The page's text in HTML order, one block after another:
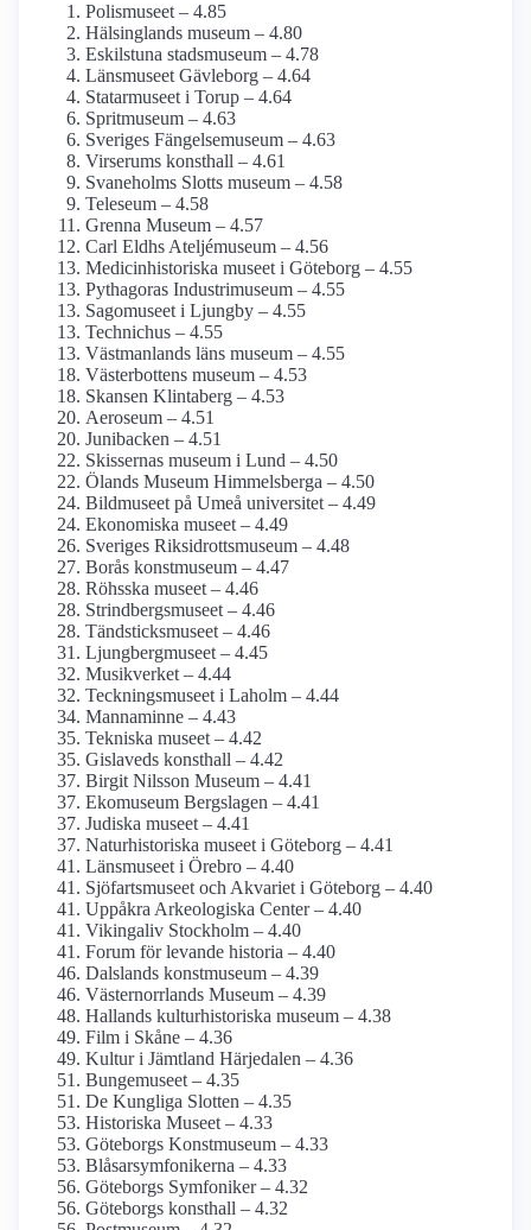
Polismuseet – 4.85
Hälsinglands museum – 4.80
Eskilstuna stadsmuseum – 4.78
Länsmuseet Gävleborg – 4.64
Statarmuseet i Torup – 4.64
Spritmuseum – 4.63
Sveriges Fängelsemuseum – 4.63
Virserums konsthall – 4.61
Svaneholms Slotts museum – 4.58
Teleseum – 4.58
Grenna Museum – 4.57
Carl Eldhs Ateljémuseum – 4.56
Medicinhistoriska museet i Göteborg – 4.55
Pythagoras Industrimuseum – 4.55
Sagomuseet i Ljungby – 4.55
Technichus – 4.55
Västmanlands läns museum – 4.55
Västerbottens museum – 4.53
Skansen Klintaberg – 4.53
Aeroseum – 4.51
Junibacken – 4.51
Skissernas museum i Lund – 4.50
Ölands Museum Himmelsberga – 4.50
Bildmuseet på Umeå universitet – 4.49
Ekonomiska museet – 4.49
Sveriges Riksidrottsmuseum – 4.48
Borås konstmuseum – 4.47
Röhsska museet – 4.46
Strindbergs­museet – 4.46
Tändsticks­museet – 4.46
Ljungberg­museet – 4.45
Musikverket – 4.44
Teckningsmuseet i Laholm – 4.44
Mannaminne – 4.43
Tekniska museet – 4.42
Gislaveds konsthall – 4.42
Birgit Nilsson Museum – 4.41
Ekomuseum Bergslagen – 4.41
Judiska museet – 4.41
Naturhistoriska museet i Göteborg – 4.41
Länsmuseet i Örebro – 4.40
Sjöfartsmuseet och Akvariet i Göteborg – 4.40
Uppåkra Arkeologiska Center – 4.40
Vikingaliv Stockholm – 4.40
Forum för levande historia – 4.40
Dalslands konstmuseum – 4.39
Västernorrlands Museum – 4.39
Hallands kultur­historiska museum – 4.38
Film i Skåne – 4.36
Kultur i Jämtland Härjedalen – 4.36
Bungemuseet – 4.35
De Kungliga Slotten – 4.35
Historiska Museet – 4.33
Göteborgs Konstmuseum – 4.33
Blåsar­symfonikerna – 4.33
Göteborgs Symfoniker – 4.32
Göteborgs konsthall – 4.32